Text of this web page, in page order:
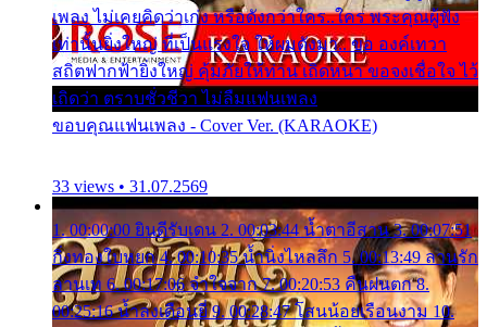
เพลง ไม่เคยคิดว่าเก่ง หรือดังกว่าใคร..ใคร พระคุณผู้ฟัง
เท่านั้นยิ่งใหญ่ ที่เป็นแรงใจ ให้ผมดังมา.. ขอ องค์เทวา
สถิตฟากฟ้ายิ่งใหญ่ คุ้มภัยให้ท่าน เถิดหนา ขอจงเชื่อใจ ไว้
เถิดว่า ตราบชั่วชีวา ไม่ลืมแฟนเพลง
ขอบคุณแฟนเพลง - Cover Ver. (KARAOKE)
33 views • 31.07.2569
1. 00:00:00 ยินดีรับเดน 2. 00:03:44 น้ำตาอีสาน 3. 00:07:51
กิ่งทองใบหยก 4. 00:10:35 น้ำนิ่งไหลลึก 5. 00:13:49 ลานรัก
ลานเท 6. 00:17:06 จำใจจาก 7. 00:20:53 คืนฝนตก 8.
00:25:16 น้ำลงเดือนยี่ 9. 00:28:47 โสนน้อยเรือนงาม 10.